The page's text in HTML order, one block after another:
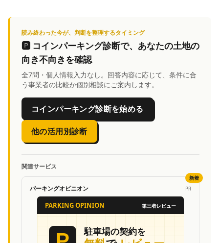
読み終わった今が、判断を整理するタイミング
🅿️ コインパーキング診断で、あなたの土地の
向き不向きを確認
全7問・個人情報入力なし。回答内容に応じて、条件に合
う事業者の比較か個別相談にご案内します。
コインパーキング診断を始める
他の活用別診断
関連サービス
パーキングオピニオン PR
新着